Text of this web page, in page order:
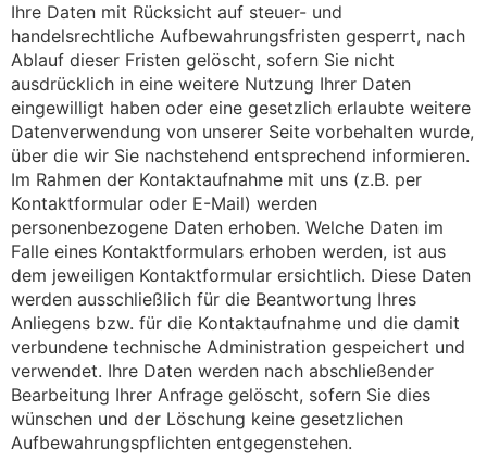
Ihre Daten mit Rücksicht auf steuer- und
handelsrechtliche Aufbewahrungsfristen gesperrt, nach
Ablauf dieser Fristen gelöscht, sofern Sie nicht
ausdrücklich in eine weitere Nutzung Ihrer Daten
eingewilligt haben oder eine gesetzlich erlaubte weitere
Datenverwendung von unserer Seite vorbehalten wurde,
über die wir Sie nachstehend entsprechend informieren.
Im Rahmen der Kontaktaufnahme mit uns (z.B. per
Kontaktformular oder E-Mail) werden
personenbezogene Daten erhoben. Welche Daten im
Falle eines Kontaktformulars erhoben werden, ist aus
dem jeweiligen Kontaktformular ersichtlich. Diese Daten
werden ausschließlich für die Beantwortung Ihres
Anliegens bzw. für die Kontaktaufnahme und die damit
verbundene technische Administration gespeichert und
verwendet. Ihre Daten werden nach abschließender
Bearbeitung Ihrer Anfrage gelöscht, sofern Sie dies
wünschen und der Löschung keine gesetzlichen
Aufbewahrungspflichten entgegenstehen.